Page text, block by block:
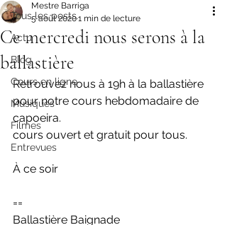
Tous les posts
Actu
Blog
Cours en ligne
Musiques
Filmes
Entrevues
Ce mercredi nous serons à la
ballastière
Mestre Barriga
5 août 20201 min de lecture
Retrouvez nous à 19h à la ballastière
pour notre cours hebdomadaire de
capoeira.
cours ouvert et gratuit pour tous.
À ce soir
==
Ballastière Baignade